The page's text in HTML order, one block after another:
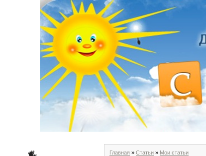
Главная » Статьи » Мои статьи